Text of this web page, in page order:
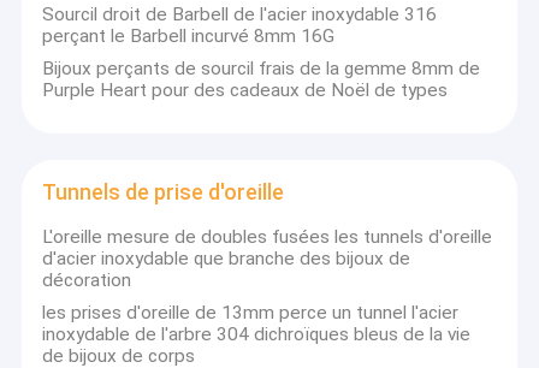
Chandelles en spirale d'oreille
Bijoux Piercing Sourcils
colliers de bijoux de mode
Anneaux de bijoux de mode
Sourcil droit de Barbell de l'acier inoxydable 316
perçant le Barbell incurvé 8mm 16G
Bijoux perçants de sourcil frais de la gemme 8mm de
Purple Heart pour des cadeaux de Noël de types
Tunnels de prise d'oreille
L'oreille mesure de doubles fusées les tunnels d'oreille
d'acier inoxydable que branche des bijoux de
décoration
les prises d'oreille de 13mm perce un tunnel l'acier
inoxydable de l'arbre 304 dichroïques bleus de la vie
de bijoux de corps
Vérifiez l'ordre entier, pas simplement la sélection aléatoire,
nous a reçu la commande du fournisseur, nous aura notre strict
méthodes de contrôle de qualité pour accomplir les conditions
de beaucoup de clients.